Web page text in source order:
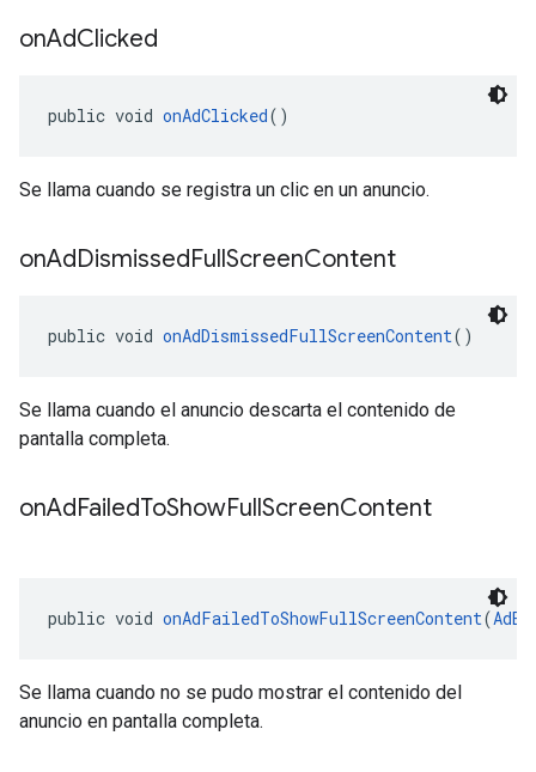
onAdClicked
public void onAdClicked()
Se llama cuando se registra un clic en un anuncio.
onAdDismissedFullScreenContent
public void onAdDismissedFullScreenContent()
Se llama cuando el anuncio descarta el contenido de
pantalla completa.
onAdFailedToShowFullScreenContent
public void onAdFailedToShowFullScreenContent(
Se llama cuando no se pudo mostrar el contenido del
anuncio en pantalla completa.